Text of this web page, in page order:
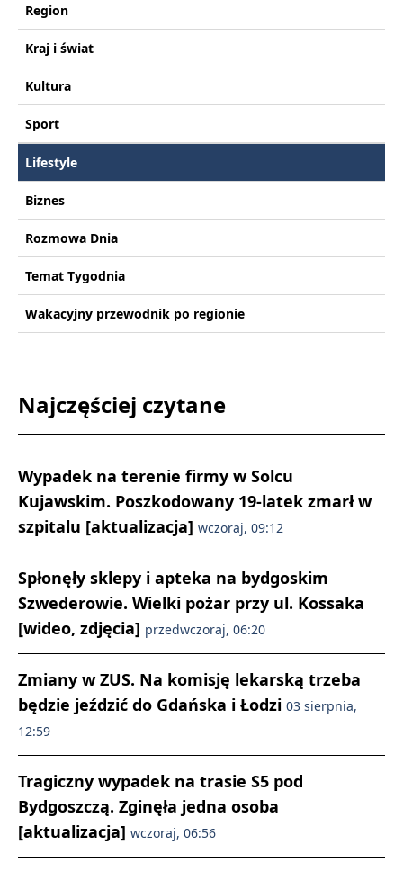
Region
Kraj i świat
Kultura
Sport
Lifestyle
Biznes
Rozmowa Dnia
Temat Tygodnia
Wakacyjny przewodnik po regionie
Najczęściej czytane
Wypadek na terenie firmy w Solcu
Kujawskim. Poszkodowany 19-latek zmarł w
szpitalu [aktualizacja] wczoraj, 09:12
Spłonęły sklepy i apteka na bydgoskim
Szwederowie. Wielki pożar przy ul. Kossaka
[wideo, zdjęcia] przedwczoraj, 06:20
Zmiany w ZUS. Na komisję lekarską trzeba
będzie jeździć do Gdańska i Łodzi 03 sierpnia,
12:59
Tragiczny wypadek na trasie S5 pod
Bydgoszczą. Zginęła jedna osoba
[aktualizacja] wczoraj, 06:56